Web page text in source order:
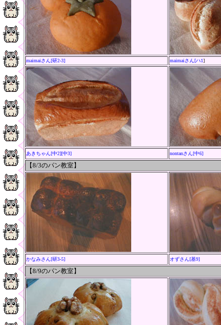
maimaiさん[研2-3] maimaiさん[ハ1]
あきちゃん[中2][中3] nontanさん[中6]
【8/3のパン教室 】
かなみさん[研3-5] オずさん[基9]
【8/9のパン教室 】